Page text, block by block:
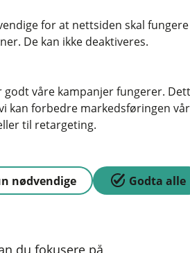
som ikke dekkes
du å tilbringe mer
barna dine blir
barnet og familien
du fokusere på
for at nettsiden skal
De kan ikke deaktiveres.
våre kampanjer fungerer.
kan forbedre markedsføringen
til retargeting.
nødvendige Godta alle